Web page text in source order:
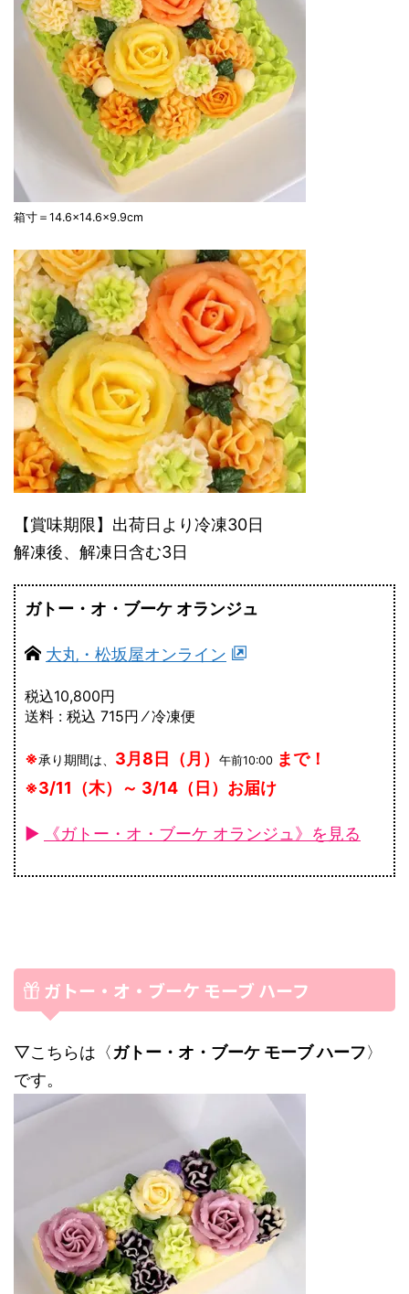
箱寸＝14.6×14.6×9.9cm
【賞味期限】出荷日より冷凍30日
解凍後、解凍日含む3日
ガトー・オ・ブーケ オランジュ
大丸・松坂屋オンライン
税込10,800円
送料 : 税込 715円 ⁄ 冷凍便
※承り期間は、 3月8日（月） 午前10:00 まで！
※3/11（木）～ 3/14（日）お届け
► 《ガトー・オ・ブーケ オランジュ》を見る
ガトー・オ・ブーケ モーブ ハーフ
▽こちらは〈ガトー・オ・ブーケ モーブ ハーフ〉
です。